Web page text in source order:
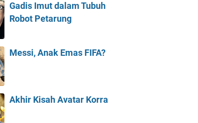
Gadis Imut dalam Tubuh
Robot Petarung
Messi, Anak Emas FIFA?
Akhir Kisah Avatar Korra